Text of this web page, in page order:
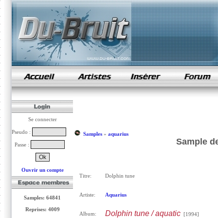
samples de rap
Se connecter
Pseudo :
Passe :
Ouvrir un compte
Samples: 64841
Reprises: 4009
Samples» aquarius
Sample
Titre: Dolphin tune
Artiste: Aquarius
Album: Dolphin tune / aquatic[1994]